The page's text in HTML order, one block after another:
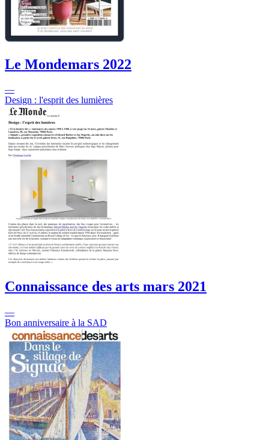
Le Mondemars 2022
—
Design : l'esprit des lumières
Connaissance des arts mars 2021
—
Bon anniversaire à la SAD